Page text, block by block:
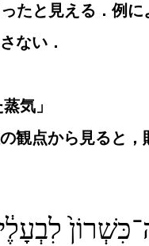
たと見える．例に
ない．
気」
観点から見ると，